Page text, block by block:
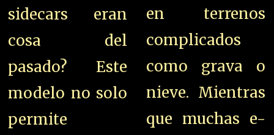
sidecars eran
cosa del
pasado? Este
modelo no solo
permite
en terrenos
complicados
como grava o
nieve. Mientras
que muchas e-